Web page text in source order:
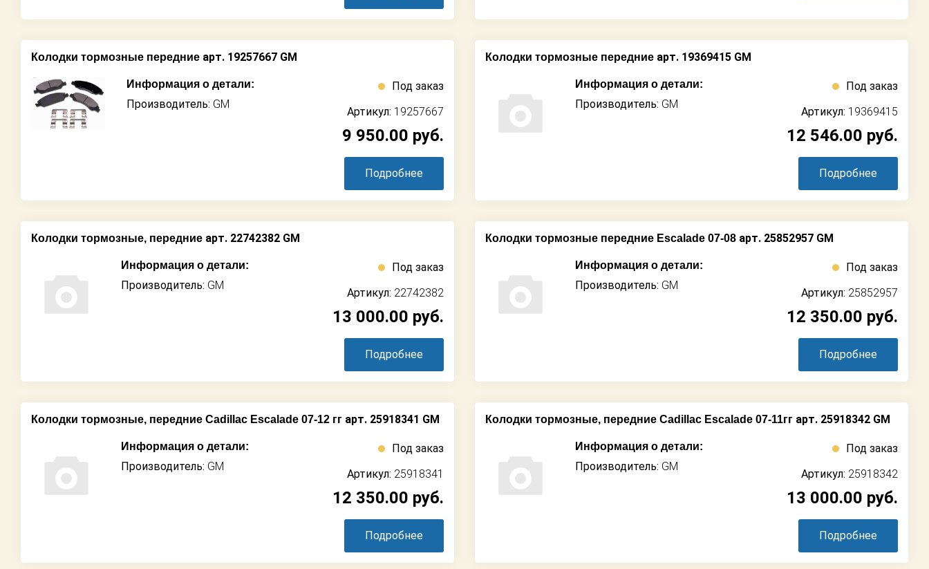
Колодки тормозные передние арт. 19257667 GM
Информация о детали:
Производитель: GM
Под заказ
Артикул: 19257667
9 950.00 руб.
Подробнее
Колодки тормозные передние арт. 19369415 GM
Информация о детали:
Производитель: GM
Под заказ
Артикул: 19369415
12 546.00 руб.
Подробнее
Колодки тормозные, передние арт. 22742382 GM
Информация о детали:
Производитель: GM
Под заказ
Артикул: 22742382
13 000.00 руб.
Подробнее
Колодки тормозные передние Escalade 07-08 арт. 25852957 GM
Информация о детали:
Производитель: GM
Под заказ
Артикул: 25852957
12 350.00 руб.
Подробнее
Колодки тормозные, передние Cadillac Escalade 07-12 гг арт. 25918341 GM
Информация о детали:
Производитель: GM
Под заказ
Артикул: 25918341
12 350.00 руб.
Подробнее
Колодки тормозные, передние Cadillac Escalade 07-11гг арт. 25918342 GM
Информация о детали:
Производитель: GM
Под заказ
Артикул: 25918342
13 000.00 руб.
Подробнее